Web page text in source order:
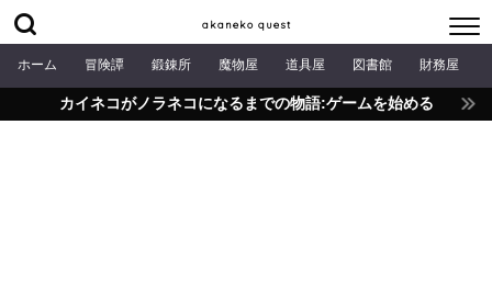
akaneko quest
ホーム 冒険譚 鍛錬所 魔物屋 道具屋 図書館 財務屋
カイネコがノラネコになるまでの物語:ゲームを始める